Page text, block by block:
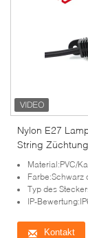
Nylon E27
String
Anpassung
Material:PVC/
Farbe:Schwarz
Typ des
IP-
Kontakt